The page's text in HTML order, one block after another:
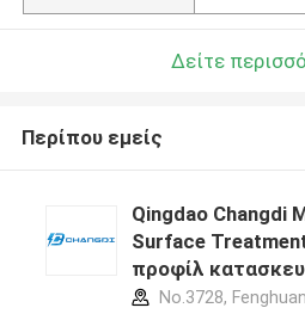
Δείτε
Περίπου εμείς
Qingdao Changdi
Surface
προφίλ
No.3728,